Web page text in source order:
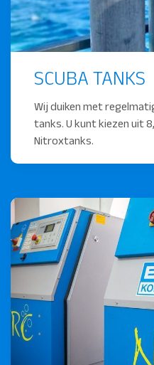
SCUBA TANKS
Wij duiken met
tanks. U kunt kiezen uit
Nitroxtanks.